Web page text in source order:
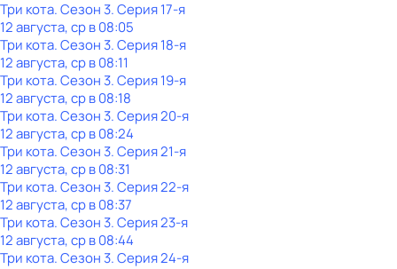
Три кота. Сезон 3. Серия 17-я
12 августа, ср в 08:05
Три кота. Сезон 3. Серия 18-я
12 августа, ср в 08:11
Три кота. Сезон 3. Серия 19-я
12 августа, ср в 08:18
Три кота. Сезон 3. Серия 20-я
12 августа, ср в 08:24
Три кота. Сезон 3. Серия 21-я
12 августа, ср в 08:31
Три кота. Сезон 3. Серия 22-я
12 августа, ср в 08:37
Три кота. Сезон 3. Серия 23-я
12 августа, ср в 08:44
Три кота. Сезон 3. Серия 24-я